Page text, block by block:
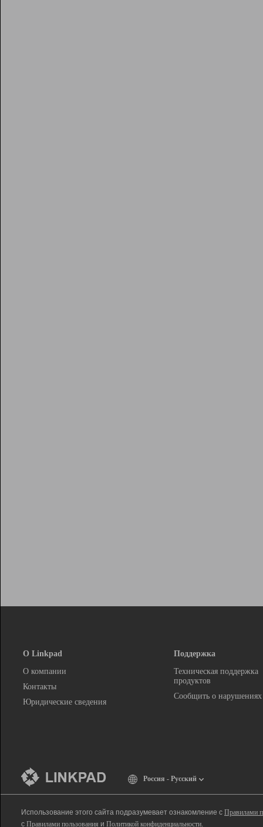
О Linkpad
О компании
Контакты
Юридические сведения
Поддержка
Техническая поддержка
продуктов
Сообщить о нарушениях
Россия - Русский
Использование этого сайта подразумевает ознакомление с Правилами
с Правилами пользования и Политикой конфиденциальности.